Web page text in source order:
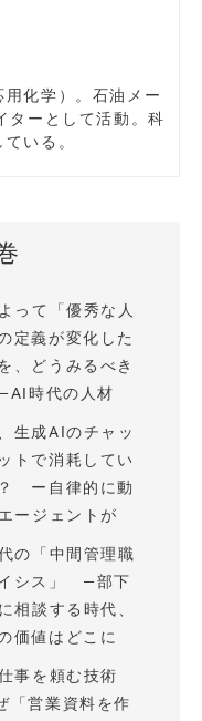
化学）。石油メー
ターとして活動。科
いる。
って「優秀な人
定義が変化した
、どうみるべき
時代の人材
生成AIのチャッ
トで消耗してい
ー自律的に動
ージェントが
の「中間管理職
シス」 —部下
相談する時代、
価値はどこに
事を頼む技術
「営業資料を作